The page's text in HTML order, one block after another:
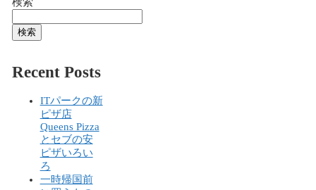
検索
検索
Recent Posts
ITパークの新
ピザ店
Queens Pizza
とセブの安
ピザいろい
ろ
一時帰国前